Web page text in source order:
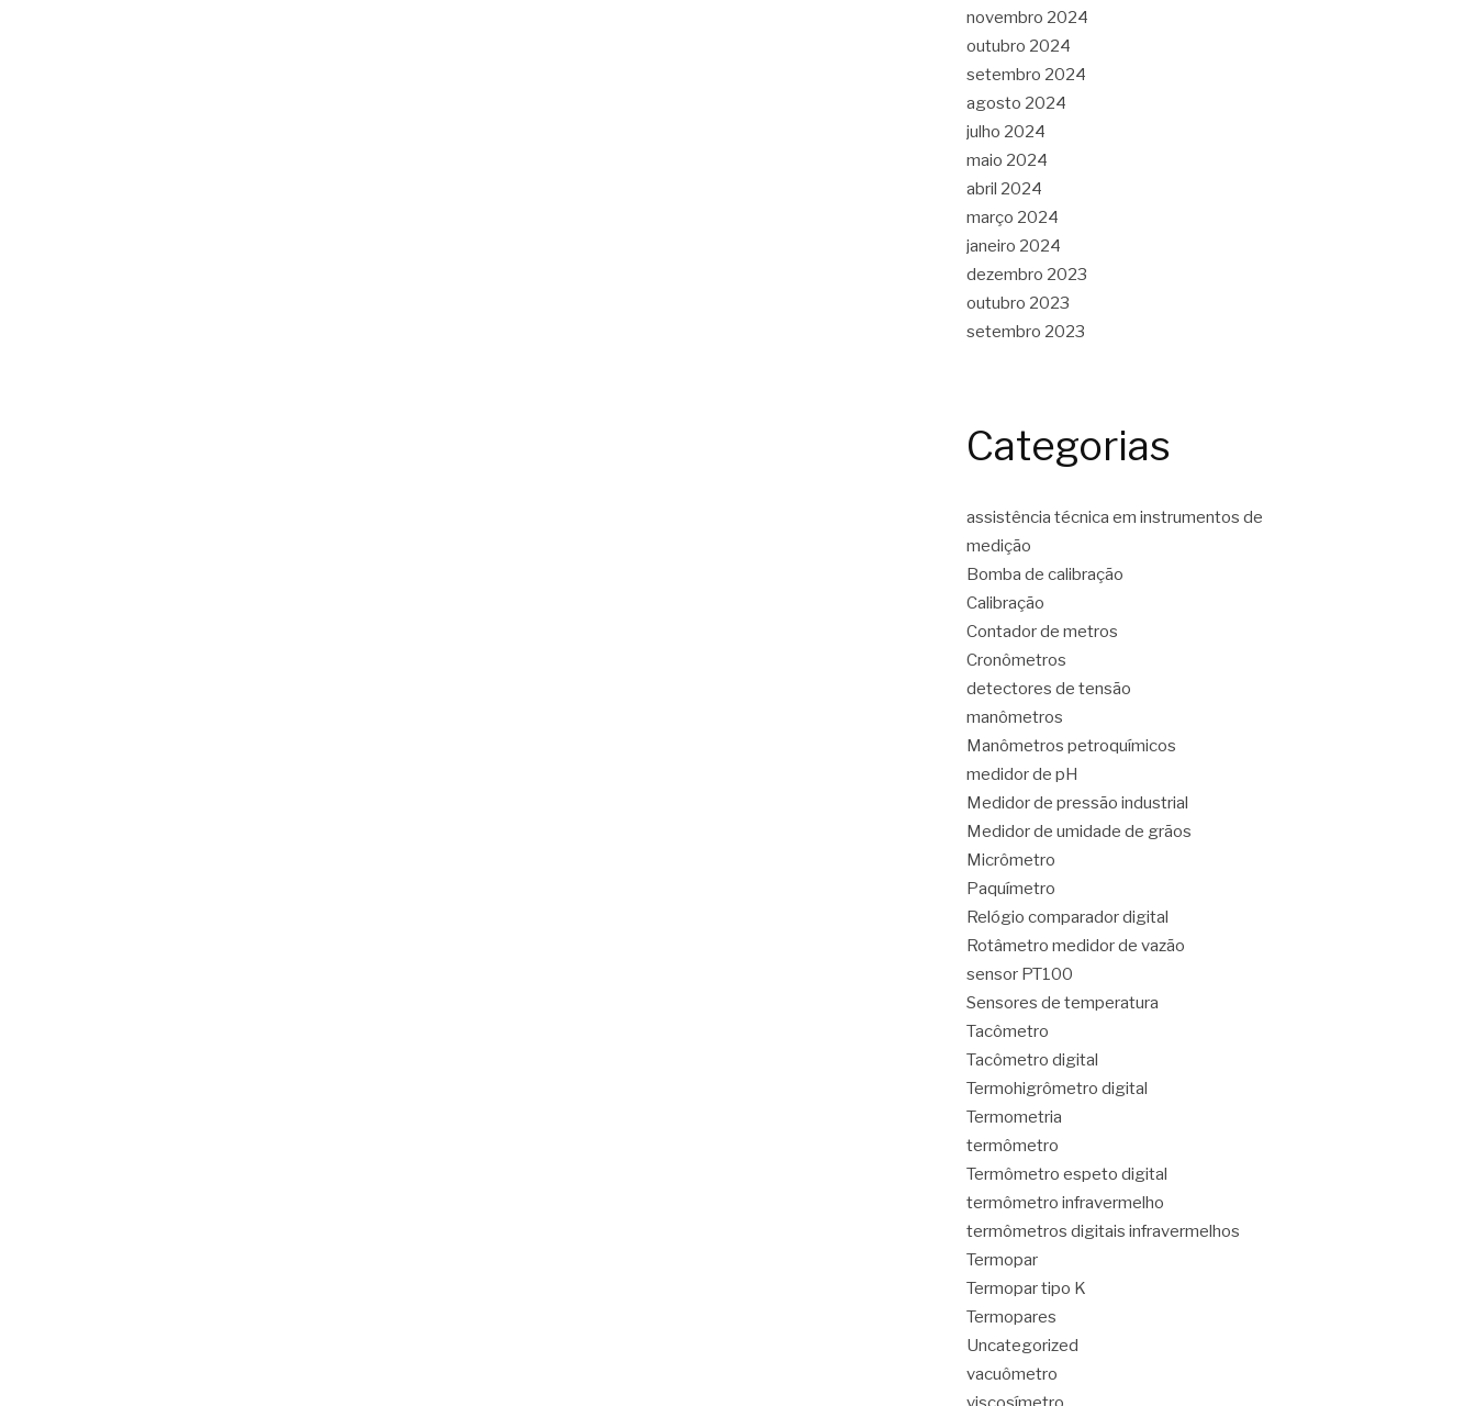
novembro 2024
outubro 2024
setembro 2024
agosto 2024
julho 2024
maio 2024
abril 2024
março 2024
janeiro 2024
dezembro 2023
outubro 2023
setembro 2023
Categorias
assistência técnica em instrumentos de
medição
Bomba de calibração
Calibração
Contador de metros
Cronômetros
detectores de tensão
manômetros
Manômetros petroquímicos
medidor de pH
Medidor de pressão industrial
Medidor de umidade de grãos
Micrômetro
Paquímetro
Relógio comparador digital
Rotâmetro medidor de vazão
sensor PT100
Sensores de temperatura
Tacômetro
Tacômetro digital
Termohigrômetro digital
Termometria
termômetro
Termômetro espeto digital
termômetro infravermelho
termômetros digitais infravermelhos
Termopar
Termopar tipo K
Termopares
Uncategorized
vacuômetro